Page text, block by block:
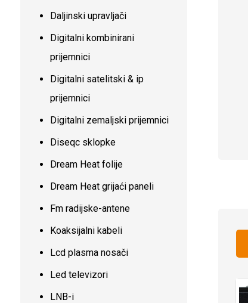
Daljinski upravljači
Digitalni kombinirani
prijemnici
Digitalni satelitski & ip
prijemnici
Digitalni zemaljski prijemnici
Diseqc sklopke
Dream Heat folije
Dream Heat grijaći paneli
Fm radijske-antene
Koaksijalni kabeli
Lcd plasma nosači
Led televizori
LNB-i